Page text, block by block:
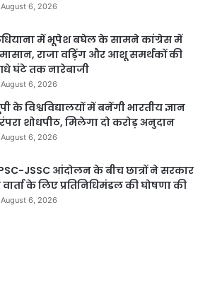
August 6, 2026
में भूपेश बघेल के सामने कांग्रेस में
राजा वड़िंग और आशू समर्थकों की
घंटे तक नारेबाजी
August 6, 2026
के विश्वविद्यालयों में बनेंगी भारतीय ज्ञान
शोधपीठ, मिलेगा दो करोड़ अनुदान
August 6, 2026
JSSC आंदोलन के बीच छात्रों ने सरकार
के लिए प्रतिनिधिमंडल की घोषणा की
August 6, 2026